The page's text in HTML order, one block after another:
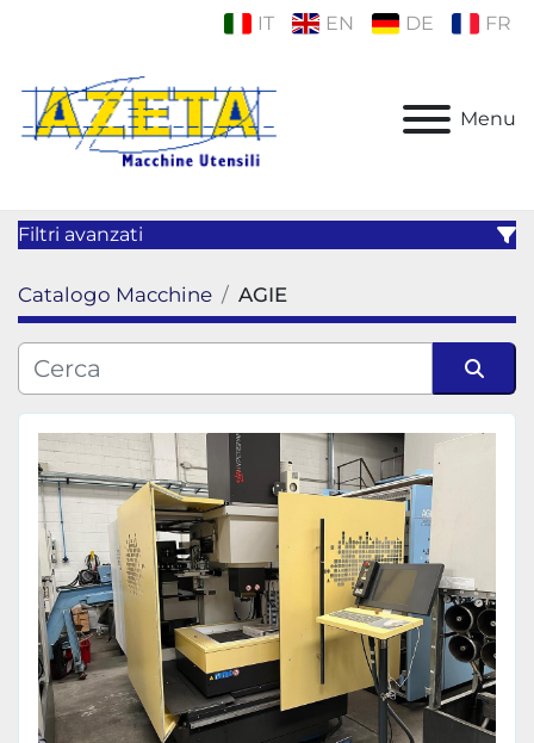
IT EN DE FR
Menu
Filtri avanzati
Categoria
Produttore
Modello
Catalogo Macchine AGIE
Ordina per